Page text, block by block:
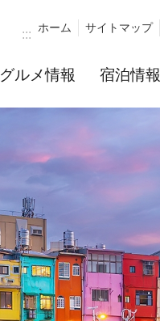
::: ホーム サイトマップ
グルメ情報 宿泊情報